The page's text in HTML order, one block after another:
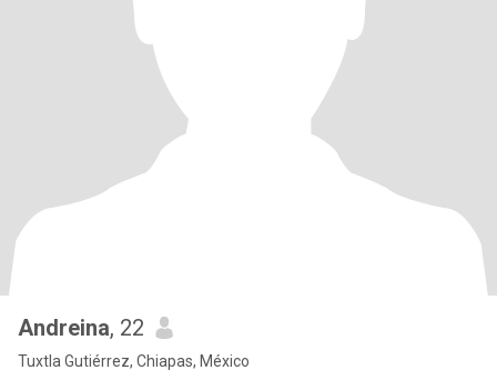
Andreina, 22
Tuxtla Gutiérrez, Chiapas, México